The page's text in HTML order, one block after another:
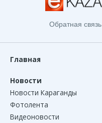
Обратная связь
Главная
Новости
Новости Караганды
Фотолента
Видеоновости